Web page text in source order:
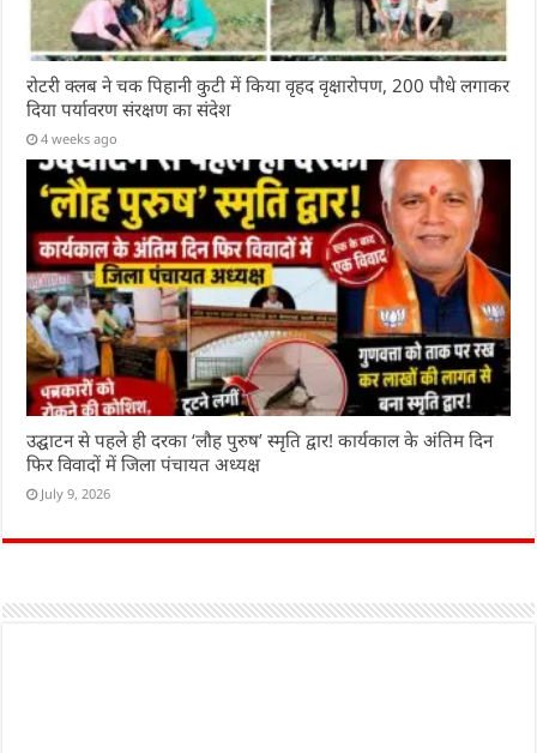
रोटरी क्लब ने चक पिहानी कुटी में किया वृहद वृक्षारोपण, 200 पौधे लगाकर
दिया पर्यावरण संरक्षण का संदेश
4 weeks ago
उद्घाटन से पहले ही दरका ‘लौह पुरुष’ स्मृति द्वार! कार्यकाल के अंतिम दिन
फिर विवादों में जिला पंचायत अध्यक्ष
July 9, 2026